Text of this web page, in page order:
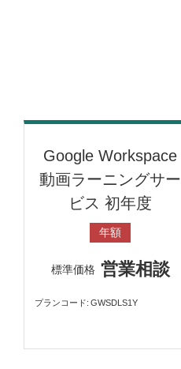
Google Workspace
動画ラーニングサー
ビス 初年度
年額
標準価格 営業相談
プランコード GWSDLS1Y